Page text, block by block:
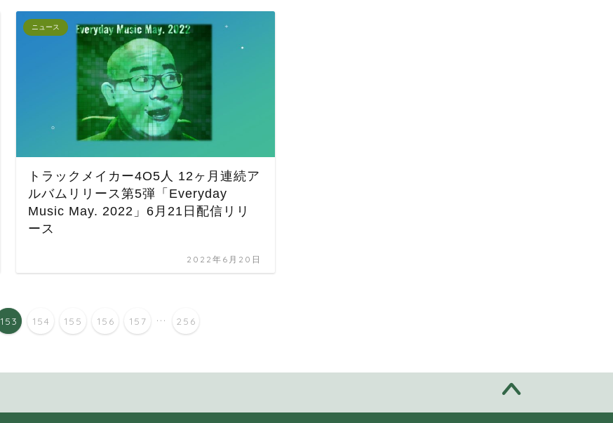
ニュース
トラックメイカー4O5人 12ヶ月連続ア
ルバムリリース第5弾「Everyday
Music May. 2022」6月21日配信リリ
ース
2022年6月20日
153 154 155 156 157 ... 256